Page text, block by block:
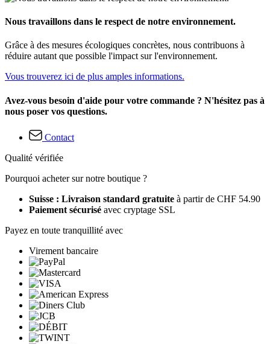
Nous travaillons dans le respect de notre environnement.
Grâce à des mesures écologiques concrètes, nous contribuons à
réduire autant que possible l'impact sur l'environnement.
Vous trouverez ici de plus amples informations.
Avez-vous besoin d'aide pour votre commande ? N'hésitez pas à
nous poser vos questions.
Contact
Qualité vérifiée
Pourquoi acheter sur notre boutique ?
Suisse : Livraison standard gratuite à partir de CHF 54.90
Paiement sécurisé avec cryptage SSL
Payez en toute tranquillité avec
Virement bancaire